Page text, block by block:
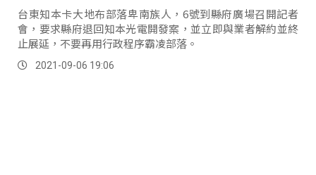
台東知本卡大地布部落卑南族人，6號到縣府廣場召開記者
會，要求縣府退回知本光電開發案，並立即與業者解約並終
止展延，不要再用行政程序霸凌部落。
2021-09-06 19:06